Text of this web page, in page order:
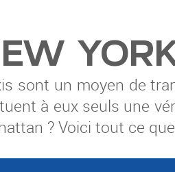
sont un moyen de
à eux seuls une
? Voici tout ce